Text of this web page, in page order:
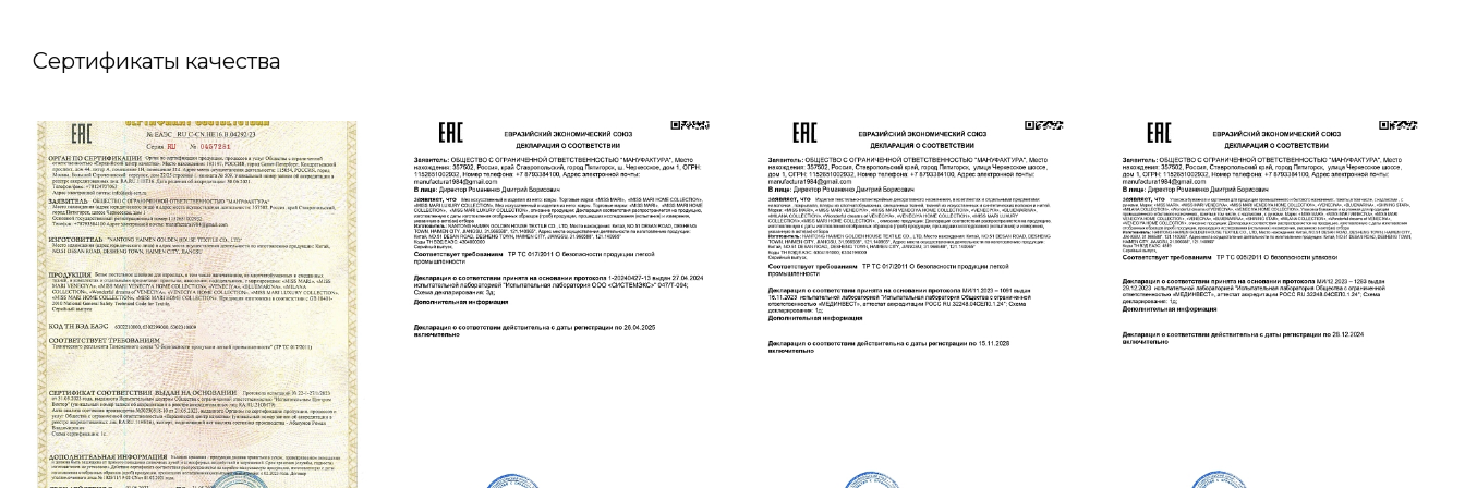
Сертификаты качества